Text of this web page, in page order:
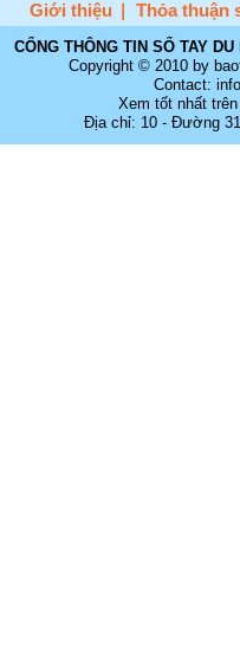
Giới thiệu
Thỏa thuận
CỔNG THÔNG TIN SỔ TAY
Copyright © 2010 by
Contact:
Xem tốt nhất
Địa chỉ: 10 - Đường